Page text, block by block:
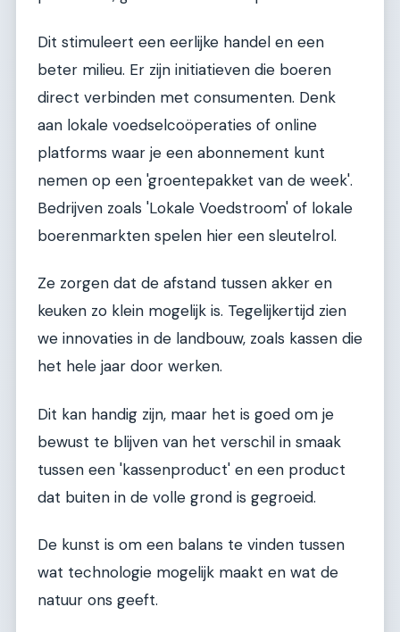
Dit stimuleert een eerlijke handel en een
beter milieu. Er zijn initiatieven die boeren
direct verbinden met consumenten. Denk
aan lokale voedselcoöperaties of online
platforms waar je een abonnement kunt
nemen op een 'groentepakket van de week'.
Bedrijven zoals 'Lokale Voedstroom' of lokale
boerenmarkten spelen hier een sleutelrol.
Ze zorgen dat de afstand tussen akker en
keuken zo klein mogelijk is. Tegelijkertijd zien
we innovaties in de landbouw, zoals kassen die
het hele jaar door werken.
Dit kan handig zijn, maar het is goed om je
bewust te blijven van het verschil in smaak
tussen een 'kassenproduct' en een product
dat buiten in de volle grond is gegroeid.
De kunst is om een balans te vinden tussen
wat technologie mogelijk maakt en wat de
natuur ons geeft.